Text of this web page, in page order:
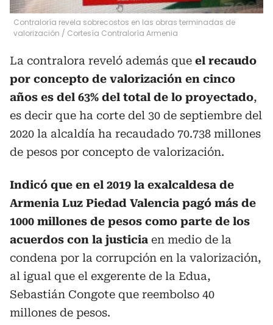
Contraloría revela sobrecostos en las obras terminadas de
valorización / Cortesía Contraloría Armenia
La contralora reveló además que el recaudo
por concepto de valorización en cinco
años es del 63% del total de lo proyectado,
es decir que ha corte del 30 de septiembre del
2020 la alcaldía ha recaudado 70.738 millones
de pesos por concepto de valorización.
Indicó que en el 2019 la exalcaldesa de
Armenia Luz Piedad Valencia pagó más de
1000 millones de pesos como parte de los
acuerdos con la justicia en medio de la
condena por la corrupción en la valorización,
al igual que el exgerente de la Edua,
Sebastián Congote que reembolso 40
millones de pesos.